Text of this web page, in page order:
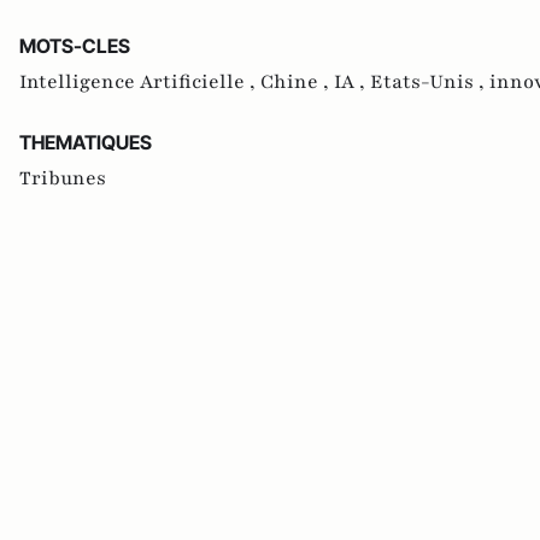
MOTS-CLES
Intelligence Artificielle , Chine , IA , Etats-Unis ,
THEMATIQUES
Tribunes